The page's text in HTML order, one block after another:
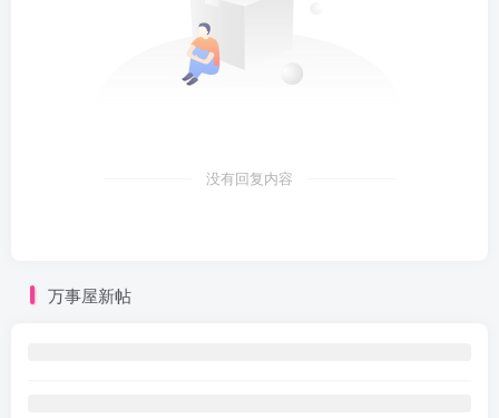
没有回复内容
万事屋新帖